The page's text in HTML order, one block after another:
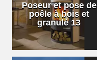
Poseur et pose de
poêle à bois et
granulé 13